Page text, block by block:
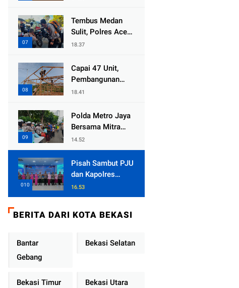
Cinlok Juga Ada
Gak ?
Tembus Medan
Sulit, Polres Aceh
Tengah
Sembako dan
Sling Baja ke
18.37
Capai 47 Unit,
Pembangunan
Huntara Sat
Sumbar Terus
Berjalan di Pauh
18.41
Polda Metro Jaya
Bersama Mitra
Gelar Jumat
Peduli Tingkatkan
Kepedulian Sosial
14.52
Pisah Sambut PJU
dan Kapolres
Jajaran, Kapolda
Metro Jaya
Pelayanan Publik
16.53
BERITA DARI KOTA BEKASI
Bantar
Gebang
Bekasi Selatan
Bekasi Timur Bekasi Utara